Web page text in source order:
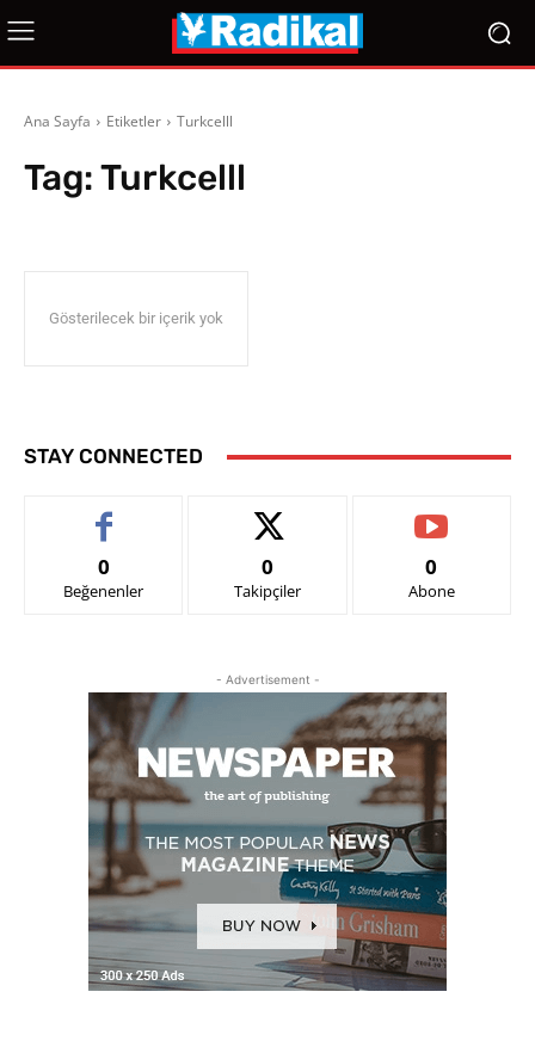
Ana Sayfa Etiketler Turkcelll
Tag:Turkcelll
Gösterilecek bir içerik yok
STAY CONNECTED
0
Beğenenler
0
Takipçiler
0
Abone
- Advertisement -